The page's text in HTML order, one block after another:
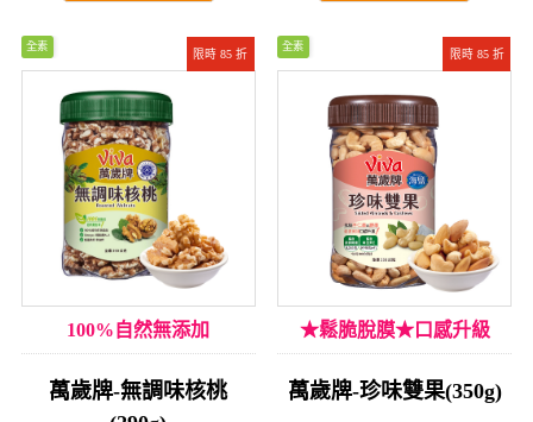
限時 85 折
全素
100%自然無添加
萬歲牌-無調味核桃
限時 85 折
全素
★鬆脆脫膜★口感升級
萬歲牌-珍味雙果(350g)